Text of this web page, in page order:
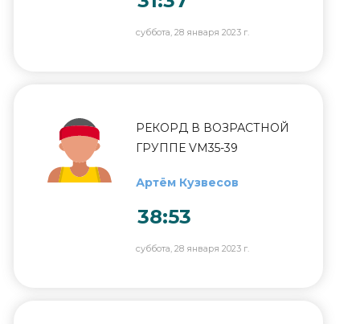
суббота, 28 января 2023 г.
РЕКОРД В ВОЗРАСТНОЙ
ГРУППЕ VM35-39
Артём Кузвесов
38:53
суббота, 28 января 2023 г.